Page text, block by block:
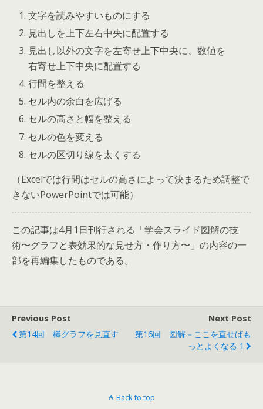
文字を読みやすいものにする
見出しを上下左右中央に配置する
見出し以外の文字を左寄せ上下中央に、数値を
右寄せ上下中央に配置する
行間を整える
セル内の余白を広げる
セルの高さと幅を整える
セルの色を変える
セルの区切り線を太くする
（Excelでは行間はセルの高さによって決まるため調整で
きないPowerPointでは可能）
この記事は4月1日刊行される「学会スライド図解の技
術〜グラフと表効果的な見せ方・作り方〜」の内容の一
部を再編集したものである。
Previous Post
第14回 棒グラフを見直す
Next Post
第16回 図解－ここを直せばも
っとよくなる 1
Back to top